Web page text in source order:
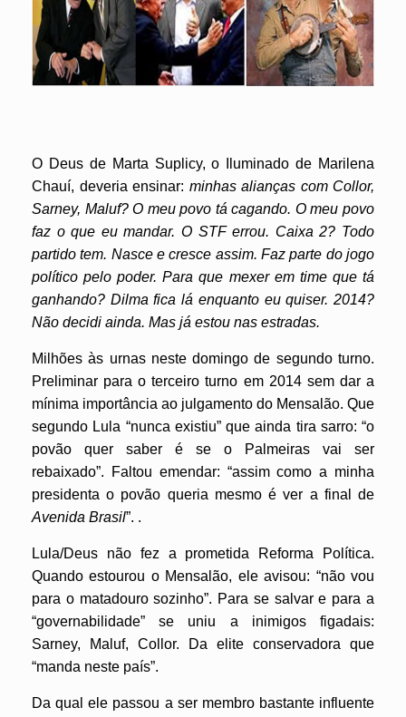
O Deus de Marta Suplicy, o Iluminado de Marilena
Chauí, deveria ensinar: minhas alianças com Collor,
Sarney, Maluf? O meu povo tá cagando. O meu povo
faz o que eu mandar. O STF errou. Caixa 2? Todo
partido tem. Nasce e cresce assim. Faz parte do jogo
político pelo poder. Para que mexer em time que tá
ganhando? Dilma fica lá enquanto eu quiser. 2014?
Não decidi ainda. Mas já estou nas estradas.
Milhões às urnas neste domingo de segundo turno.
Preliminar para o terceiro turno em 2014 sem dar a
mínima importância ao julgamento do Mensalão. Que
segundo Lula “nunca existiu” que ainda tira sarro: “o
povão quer saber é se o Palmeiras vai ser
rebaixado”. Faltou emendar: “assim como a minha
presidenta o povão queria mesmo é ver a final de
Avenida Brasil”. .
Lula/Deus não fez a prometida Reforma Política.
Quando estourou o Mensalão, ele avisou: “não vou
para o matadouro sozinho”. Para se salvar e para a
“governabilidade” se uniu a inimigos figadais:
Sarney, Maluf, Collor. Da elite conservadora que
“manda neste país”.
Da qual ele passou a ser membro bastante influente